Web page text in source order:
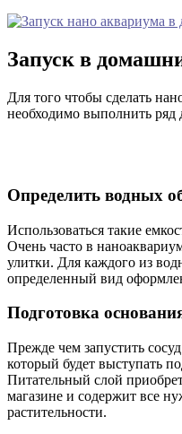
Запуск в
Для того чтобы сделать
необходимо выполнить ряд
Определить водных
Использоваться такие
Очень часто в
улитки. Для каждого из
определенный вид
Подготовка
Прежде чем запустить
который будет выступать
Питательный слой
магазине и содержит все
растительности.